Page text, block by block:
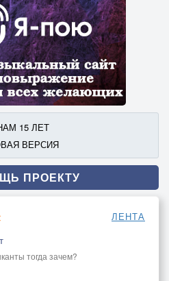
15 ЛЕТ
ВЕРСИЯ
ПРОЕКТУ
ЛЕНТА
тогда зачем?